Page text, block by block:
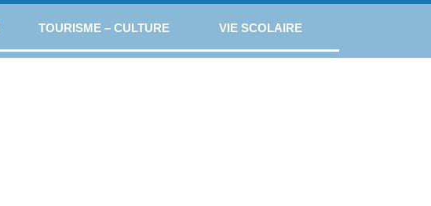
TOURISME – CULTURE VIE SCOLAIRE